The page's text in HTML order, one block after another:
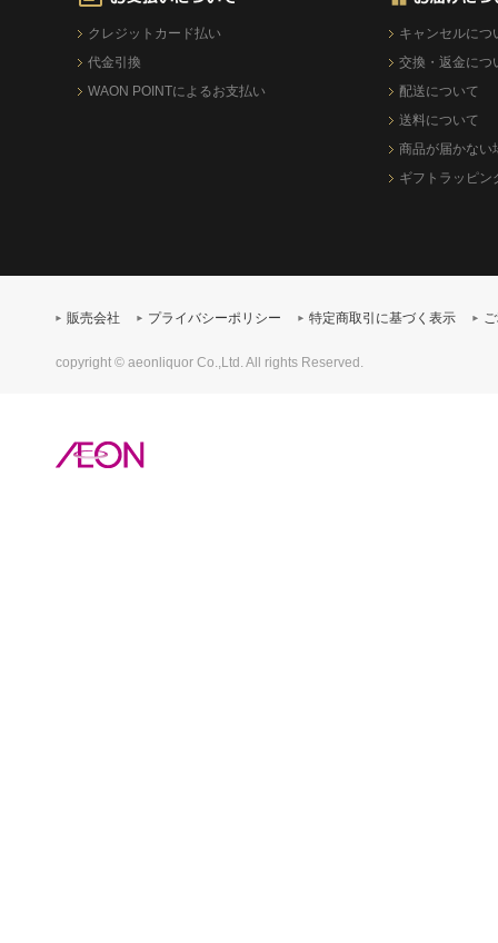
クレジットカード払い
代金引換
WAON POINTによるお支払い
キャンセルにつ
交換・返金につ
配送について
送料について
商品が届かない
ギフトラッピン
販売会社 プライバシーポリシー 特定商取引に基づく表示
copyright © aeonliquor Co.,Ltd. All rights Reserved.